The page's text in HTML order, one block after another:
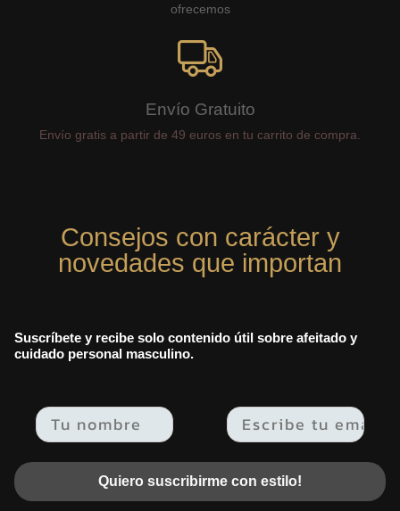
ofrecemos
Envío Gratuito
Envío gratis a partir de 49 euros en tu carrito de compra.
Consejos con carácter y
novedades que importan
Suscríbete y recibe solo contenido útil sobre afeitado y
cuidado personal masculino.
Email
Quiero suscribirme con estilo!